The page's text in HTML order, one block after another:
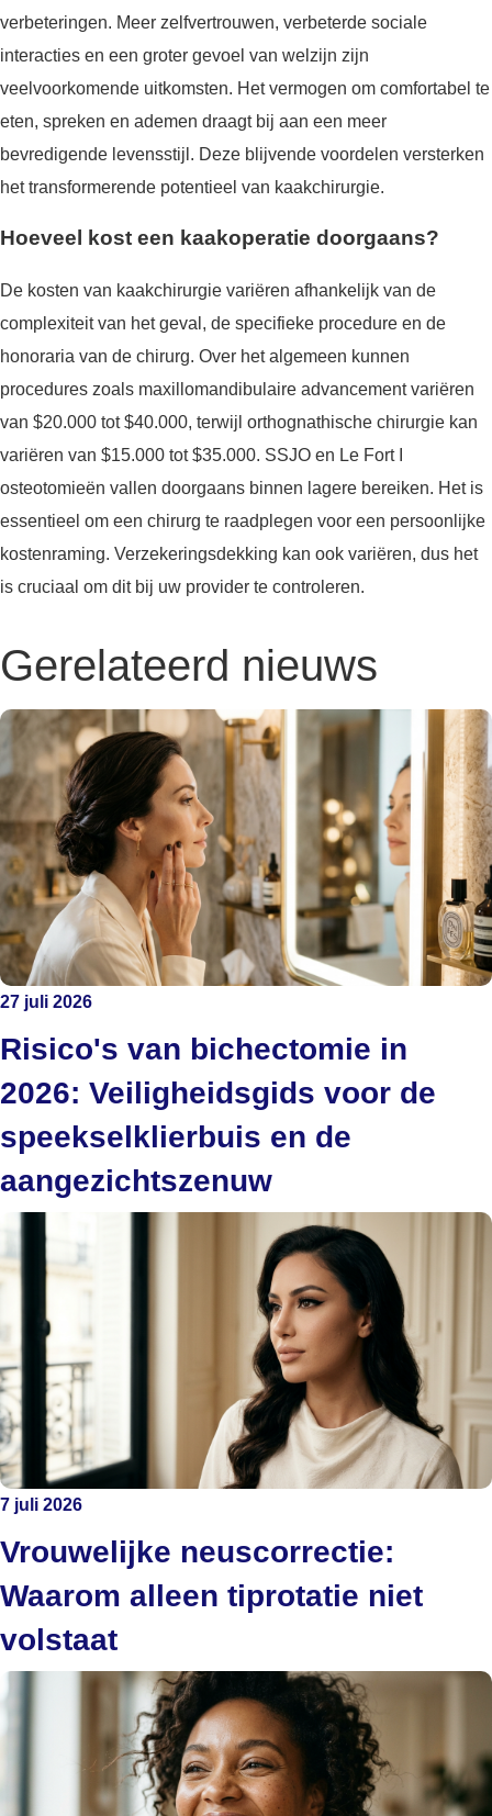
verbeteringen. Meer zelfvertrouwen, verbeterde sociale
interacties en een groter gevoel van welzijn zijn
veelvoorkomende uitkomsten. Het vermogen om comfortabel te
eten, spreken en ademen draagt bij aan een meer
bevredigende levensstijl. Deze blijvende voordelen versterken
het transformerende potentieel van kaakchirurgie.
Hoeveel kost een kaakoperatie doorgaans?
De kosten van kaakchirurgie variëren afhankelijk van de
complexiteit van het geval, de specifieke procedure en de
honoraria van de chirurg. Over het algemeen kunnen
procedures zoals maxillomandibulaire advancement variëren
van $20.000 tot $40.000, terwijl orthognathische chirurgie kan
variëren van $15.000 tot $35.000. SSJO en Le Fort I
osteotomieën vallen doorgaans binnen lagere bereiken. Het is
essentieel om een chirurg te raadplegen voor een persoonlijke
kostenraming. Verzekeringsdekking kan ook variëren, dus het
is cruciaal om dit bij uw provider te controleren.
Gerelateerd nieuws
27 juli 2026
Risico's van bichectomie in
2026: Veiligheidsgids voor de
speekselklierbuis en de
aangezichtszenuw
7 juli 2026
Vrouwelijke neuscorrectie:
Waarom alleen tiprotatie niet
volstaat